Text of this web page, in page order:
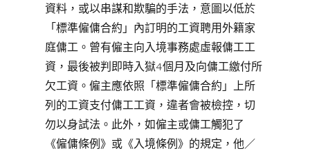
資料，或以串謀和欺騙的手法，意圖以低於
「標準僱傭合約」內訂明的工資聘用外籍家
庭傭工。曾有僱主向入境事務處虛報傭工工
資，最後被判即時入獄4個月及向傭工繳付所
欠工資。僱主應依照「標準僱傭合約」上所
列的工資支付傭工工資，違者會被檢控，切
勿以身試法。此外，如僱主或傭工觸犯了
《僱傭條例》或《入境條例》的規定，他／